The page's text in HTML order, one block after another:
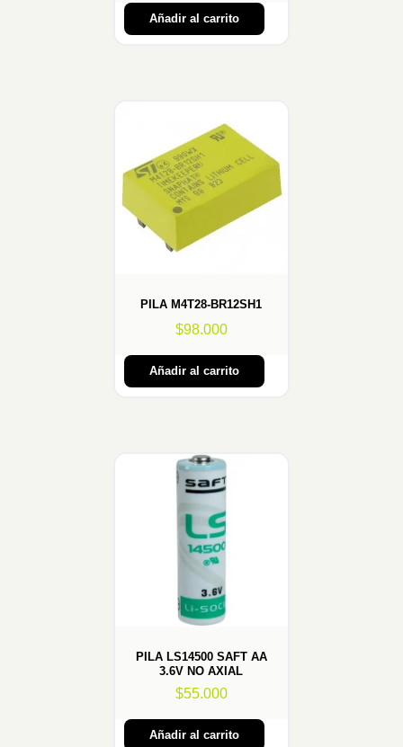
Añadir al carrito
PILA M4T28-BR12SH1
$98.000
Añadir al carrito
PILA LS14500 SAFT AA
3.6V NO AXIAL
$55.000
Añadir al carrito